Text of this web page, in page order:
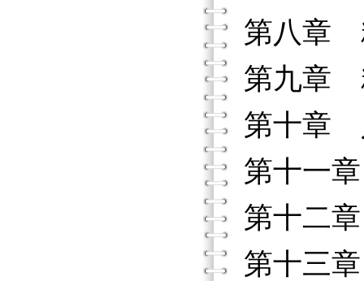
第八章
第九章
第十章
第十一
第十二
第十三